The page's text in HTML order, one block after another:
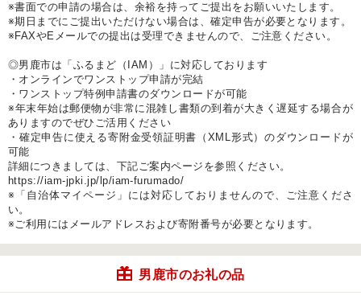
※書面での申請の場合は、余裕を持ってご提出をお願いいたします。
※期日までにご提出いただけない場合は、確定申告が必要となります。
※FAXやEメールでの提出は受理できませんので、ご注意ください。
◎男鹿市は「ふるまど（IAM）」に対応しております
・オンラインでワンストップ申請が完結
・ワンストップ特例申請書のダウンロードが可能
※年末年始は郵便物が非常に混雑し書類の到着が大きく遅延する場合が
ありますのでぜひご活用ください
・確定申告に使える寄附金受領証明書（XML形式）のダウンロードが
可能
詳細につきましては、下記ご案内ページを参照ください。
https://iam-jpki.jp/lp/iam-furumado/
※「自治体マイページ」には対応しておりませんので、ご注意くださ
い。
※ご利用にはメールアドレスおよび寄附番号が必要となります。
男鹿市のお礼の品